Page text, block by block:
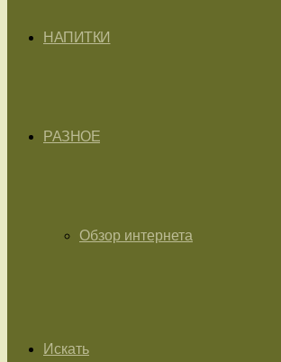
НАПИТКИ
РАЗНОЕ
Обзор интернета
Искать